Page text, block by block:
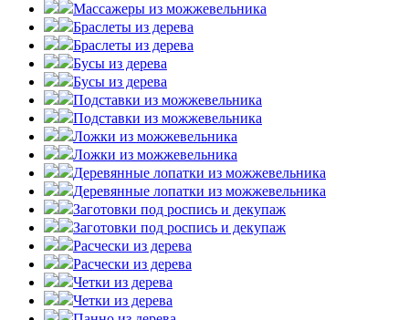
Массажеры из можжевельника
Браслеты из дерева
Браслеты из дерева
Бусы из дерева
Бусы из дерева
Подставки из можжевельника
Подставки из можжевельника
Ложки из можжевельника
Ложки из можжевельника
Деревянные лопатки из можжевельника
Деревянные лопатки из можжевельника
Заготовки под роспись и декупаж
Заготовки под роспись и декупаж
Расчески из дерева
Расчески из дерева
Четки из дерева
Четки из дерева